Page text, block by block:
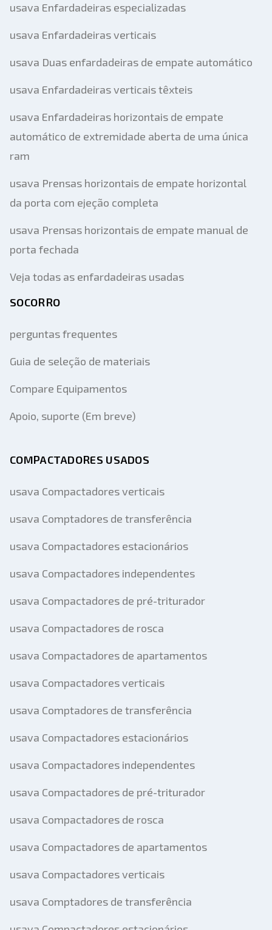
usava Enfardadeiras especializadas
usava Enfardadeiras verticais
usava Duas enfardadeiras de empate automático
usava Enfardadeiras verticais têxteis
usava Enfardadeiras horizontais de empate
automático de extremidade aberta de uma única
ram
usava Prensas horizontais de empate horizontal
da porta com ejeção completa
usava Prensas horizontais de empate manual de
porta fechada
Veja todas as enfardadeiras usadas
SOCORRO
perguntas frequentes
Guia de seleção de materiais
Compare Equipamentos
Apoio, suporte (Em breve)
COMPACTADORES USADOS
usava Compactadores verticais
usava Comptadores de transferência
usava Compactadores estacionários
usava Compactadores independentes
usava Compactadores de pré-triturador
usava Compactadores de rosca
usava Compactadores de apartamentos
usava Compactadores verticais
usava Comptadores de transferência
usava Compactadores estacionários
usava Compactadores independentes
usava Compactadores de pré-triturador
usava Compactadores de rosca
usava Compactadores de apartamentos
usava Compactadores verticais
usava Comptadores de transferência